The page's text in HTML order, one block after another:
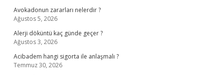
Avokadonun zararları nelerdir ?
Ağustos 5, 2026
Alerji döküntü kaç günde geçer ?
Ağustos 3, 2026
Acibadem hangi sigorta ile anlaşmalı ?
Temmuz 30, 2026